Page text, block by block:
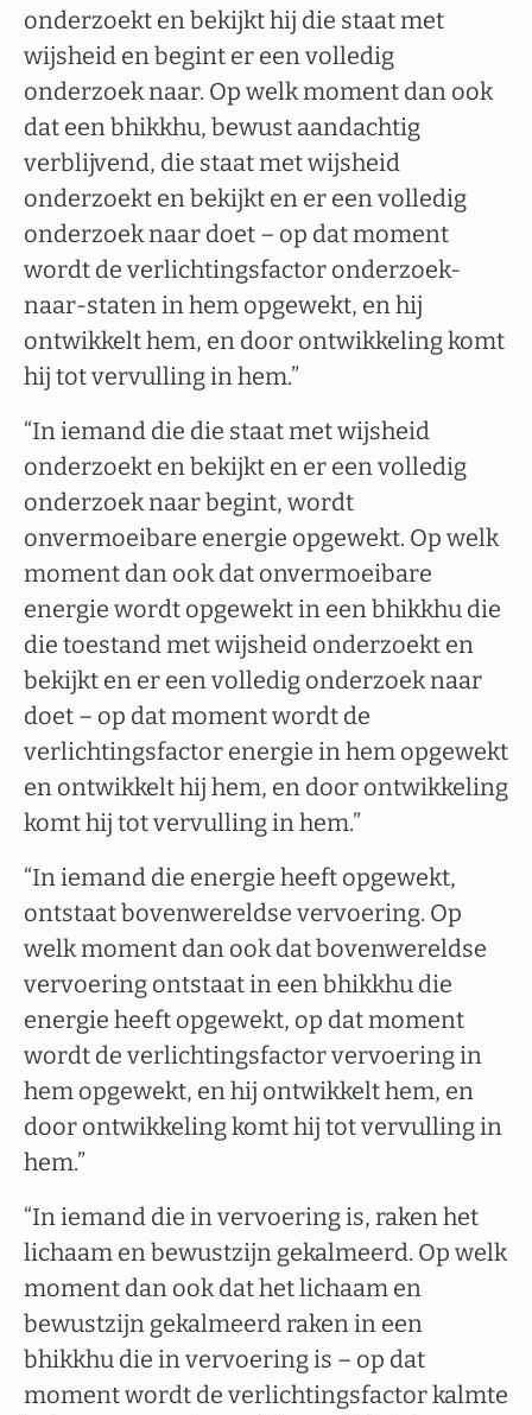
onderzoekt en bekijkt hij die staat met
wijsheid en begint er een volledig
onderzoek naar. Op welk moment dan ook
dat een bhikkhu, bewust aandachtig
verblijvend, die staat met wijsheid
onderzoekt en bekijkt en er een volledig
onderzoek naar doet – op dat moment
wordt de verlichtingsfactor onderzoek-
naar-staten in hem opgewekt, en hij
ontwikkelt hem, en door ontwikkeling komt
hij tot vervulling in hem.”
“In iemand die die staat met wijsheid
onderzoekt en bekijkt en er een volledig
onderzoek naar begint, wordt
onvermoeibare energie opgewekt. Op welk
moment dan ook dat onvermoeibare
energie wordt opgewekt in een bhikkhu die
die toestand met wijsheid onderzoekt en
bekijkt en er een volledig onderzoek naar
doet – op dat moment wordt de
verlichtingsfactor energie in hem opgewekt
en ontwikkelt hij hem, en door ontwikkeling
komt hij tot vervulling in hem.”
“In iemand die energie heeft opgewekt,
ontstaat bovenwereldse vervoering. Op
welk moment dan ook dat bovenwereldse
vervoering ontstaat in een bhikkhu die
energie heeft opgewekt, op dat moment
wordt de verlichtingsfactor vervoering in
hem opgewekt, en hij ontwikkelt hem, en
door ontwikkeling komt hij tot vervulling in
hem.”
“In iemand die in vervoering is, raken het
lichaam en bewustzijn gekalmeerd. Op welk
moment dan ook dat het lichaam en
bewustzijn gekalmeerd raken in een
bhikkhu die in vervoering is – op dat
moment wordt de verlichtingsfactor kalmte